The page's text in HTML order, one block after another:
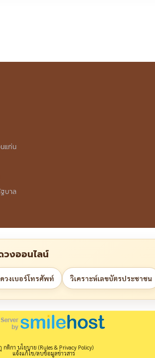
แก่น
บาล
วงออนไลน์
วงเบอร์โทรศัพท์ วิเคราะห์เลขบัตรประชาชน
กติกา นโยบาย (Rules & Privacy Policy)
แจ้งแก้ไข/ลบข้อมูลข่าวสาร